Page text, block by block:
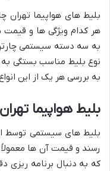
بلیط های هواپیما تهران
هر کدام ویژگی ها و قیمت
به سه دسته سیستمی
نوع بلیط مناسب بستگی به
به بررسی هر یک از این
بلیط هواپیما
بلیط های سیستمی توسط
رسند و قیمت آن ها
که به دنبال برنامه ریزی